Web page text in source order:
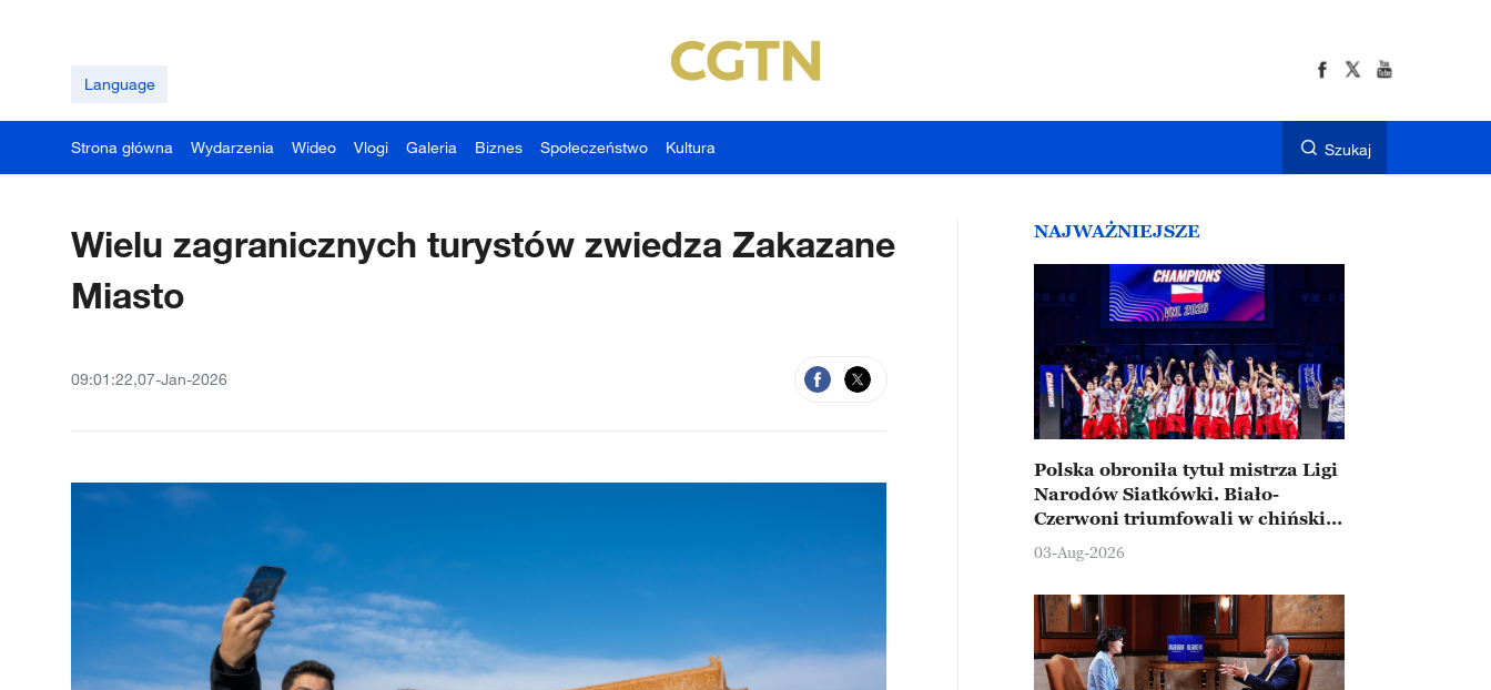
Language
Strona główna Wydarzenia Wideo Vlogi Galeria Biznes Społeczeństwo Kultura Szukaj
Wielu zagranicznych turystów zwiedza Zakazane
Miasto
09:01:22,07-Jan-2026
NAJWAŻNIEJSZE
Polska obroniła tytuł mistrza Ligi
Narodów Siatkówki. Biało-
Czerwoni triumfowali w chińskim
Ningbo
03-Aug-2026